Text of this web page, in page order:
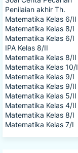
Penilaian akhir Th.
Matematika Kelas 6/II
Matematika Kelas 8/I
Matematika Kelas 6/I
IPA Kelas 8/II
Matematika Kelas 8/II
Matematika Kelas 10/I
Matematika Kelas 9/I
Matematika Kelas 9/II
Matematika Kelas 5/II
Matematika Kelas 4/II
Matematika Kelas 8/I
Matematika Kelas 7/I